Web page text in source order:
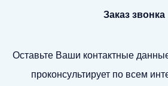
Заказ звонка
Оставьте Ваши контактные
проконсультирует по всем